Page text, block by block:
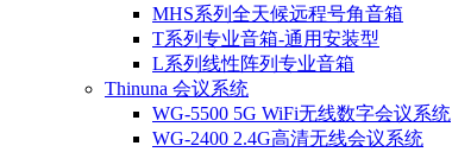
MHS系列全天候远程号角音箱
T系列专业音箱-通用安装型
L系列线性阵列专业音箱
Thinuna 会议系统
WG-5500 5G WiFi无线数字会议系统
WG-2400 2.4G高清无线会议系统